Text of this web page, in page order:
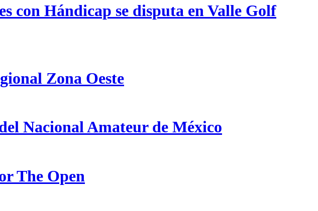
con Hándicap se disputa en Valle Golf
Zona Oeste
Nacional Amateur de México
The Open